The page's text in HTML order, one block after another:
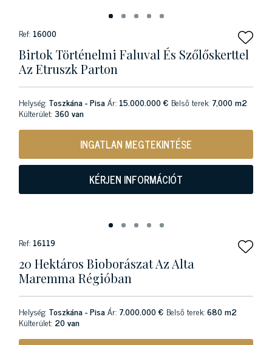
Ref: 16000
Birtok Történelmi Faluval És Szőlőskerttel
Az Etruszk Parton
Helység: Toszkána - PisaÁr: 15.000.000 € Belső terek: 7,000 m2
Külterület:360 van
INGATLAN MEGTEKINTÉSE
KÉRJEN INFORMÁCIÓT
Ref: 16119
20 Hektáros Bioborászat Az Alta
Maremma Régióban
Helység: Toszkána - PisaÁr: 7.000.000 € Belső terek:680 m2
Külterület: 20 van